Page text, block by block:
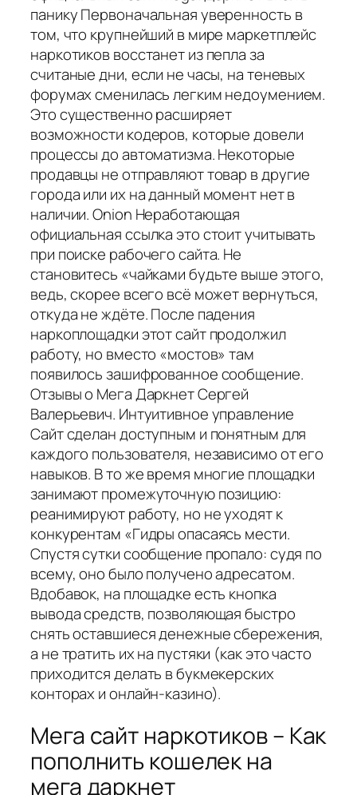
панику Первоначальная уверенность в
том, что крупнейший в мире маркетплейс
наркотиков восстанет из пепла за
считаные дни, если не часы, на теневых
форумах сменилась легким недоумением.
Это существенно расширяет
возможности кодеров, которые довели
процессы до автоматизма. Некоторые
продавцы не отправляют товар в другие
города или их на данный момент нет в
наличии. Onion Неработающая
официальная ссылка это стоит учитывать
при поиске рабочего сайта. Не
становитесь «чайками будьте выше этого,
ведь, скорее всего всё может вернуться,
откуда не ждёте. После падения
наркоплощадки этот сайт продолжил
работу, но вместо «мостов» там
появилось зашифрованное сообщение.
Отзывы о Мега Даркнет Сергей
Валерьевич. Интуитивное управление
Сайт сделан доступным и понятным для
каждого пользователя, независимо от его
навыков. В то же время многие площадки
занимают промежуточную позицию:
реанимируют работу, но не уходят к
конкурентам «Гидры опасаясь мести.
Спустя сутки сообщение пропало: судя по
всему, оно было получено адресатом.
Вдобавок, на площадке есть кнопка
вывода средств, позволяющая быстро
снять оставшиеся денежные сбережения,
а не тратить их на пустяки (как это часто
приходится делать в букмекерских
конторах и онлайн-казино).
Мега сайт наркотиков – Как
пополнить кошелек на
мега даркнет